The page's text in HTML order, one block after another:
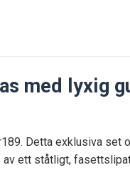
med lyxig
Detta exklusiva set
av ett ståtligt,